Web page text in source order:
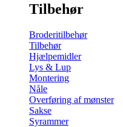
Tilbehør
Broderitilbehør
Tilbehør
Hjælpemidler
Lys & Lup
Montering
Nåle
Overføring af mønster
Sakse
Syrammer